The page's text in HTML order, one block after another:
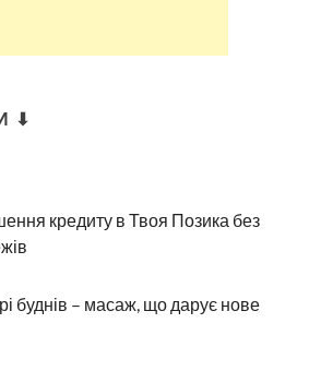
⬇
кредиту в Твоя Позика без
буднів – масаж, що дарує нове